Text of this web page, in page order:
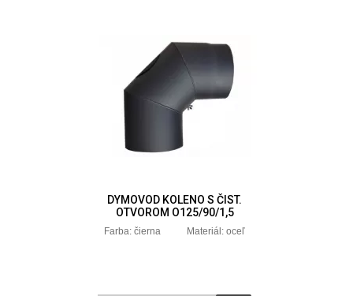
DYMOVOD KOLENO S ČIST.
OTVOROM O125/90/1,5
Farba: čierna Materiál: oceľ